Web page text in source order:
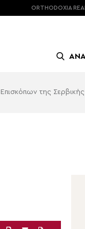
ORTHODOXIA
της